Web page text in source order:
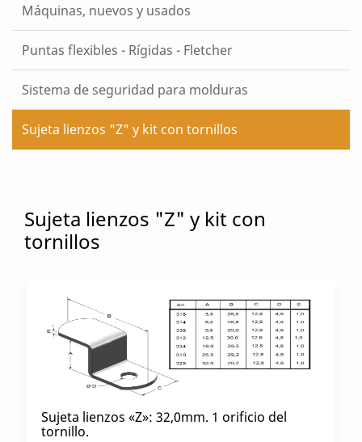
Máquinas, nuevos y usados
Puntas flexibles - Rígidas - Fletcher
Sistema de seguridad para molduras
Sujeta lienzos "Z" y kit con tornillos
Sujeta lienzos "Z" y kit con
tornillos
Sujeta lienzos «Z»: 32,0mm. 1 orificio del
tornillo.